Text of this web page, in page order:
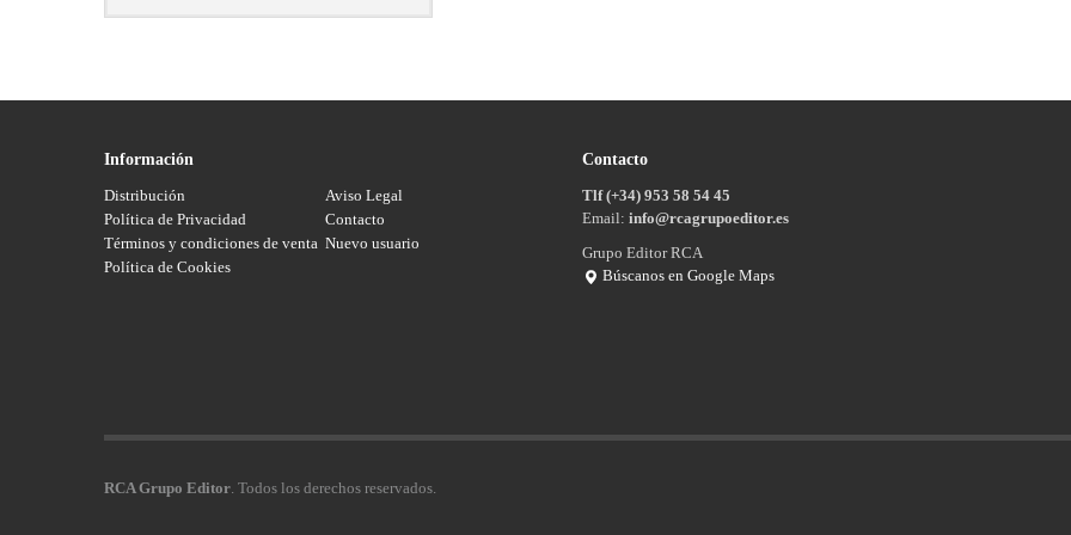
Información
Distribución
Aviso Legal
Política de Privacidad
Contacto
Términos y condiciones de venta Nuevo usuario
Política de Cookies
Contacto
Tlf (+34) 953 58 54 45
Email: info@rcagrupoeditor.es
Grupo Editor RCA
Búscanos en Google Maps
RCA Grupo Editor. Todos los derechos reservados.